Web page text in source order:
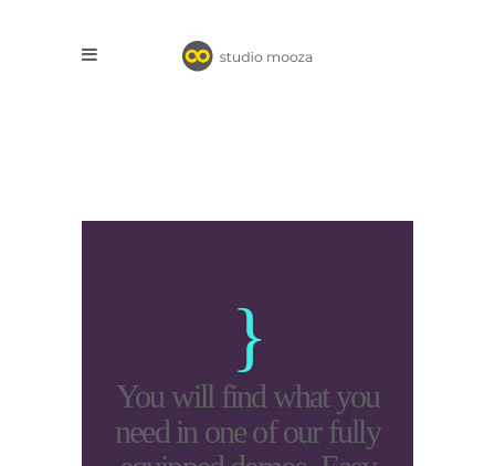
You will find what you
need in one of our fully